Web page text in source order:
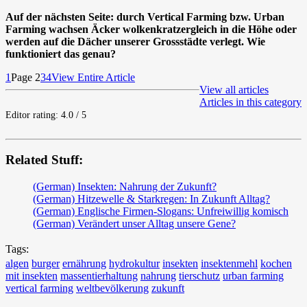
Auf der nächsten Seite: durch Vertical Farming bzw. Urban
Farming wachsen Äcker wolkenkratzergleich in die Höhe oder
werden auf die Dächer unserer Grossstädte verlegt. Wie
funktioniert das genau?
1Page 234View Entire Article
View all articles
Articles in this category
Editor rating: 4.0 / 5
Related Stuff:
(German) Insekten: Nahrung der Zukunft?
(German) Hitzewelle & Starkregen: In Zukunft Alltag?
(German) Englische Firmen-Slogans: Unfreiwillig komisch
(German) Verändert unser Alltag unsere Gene?
Tags:
algen burger ernährung hydrokultur insekten insektenmehl kochen
mit insekten massentierhaltung nahrung tierschutz urban farming
vertical farming weltbevölkerung zukunft